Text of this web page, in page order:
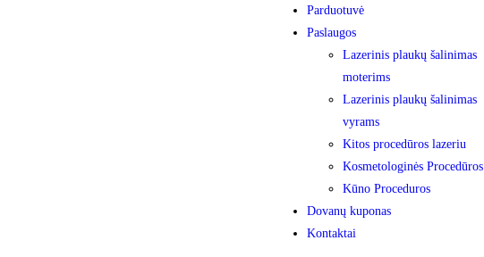
Parduotuvė
Paslaugos
Lazerinis plaukų šalinimas
moterims
Lazerinis plaukų šalinimas
vyrams
Kitos procedūros lazeriu
Kosmetologinės Procedūros
Kūno Proceduros
Dovanų kuponas
Kontaktai